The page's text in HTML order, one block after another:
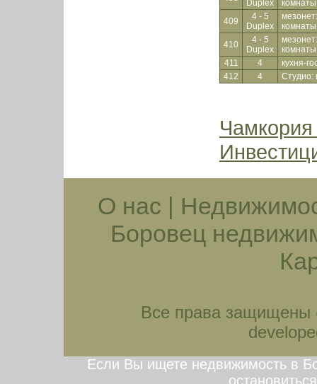
Duplex
409
4 - 5
Duplex
410
4 - 5
Duplex
411
4
кухня-
412
4 Студио:
О нас |
Боровец
Все права защищены
Если Вы ищете недвижимость в